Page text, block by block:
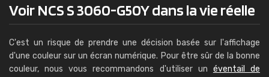
Voir NCS S 3060-G50Y dans la vie réelle
C'est un risque de prendre une décision basée sur l'affichage
d'une couleur sur un écran numérique. Pour être sûr de la bonne
couleur, nous vous recommandons d'utiliser un éventail de